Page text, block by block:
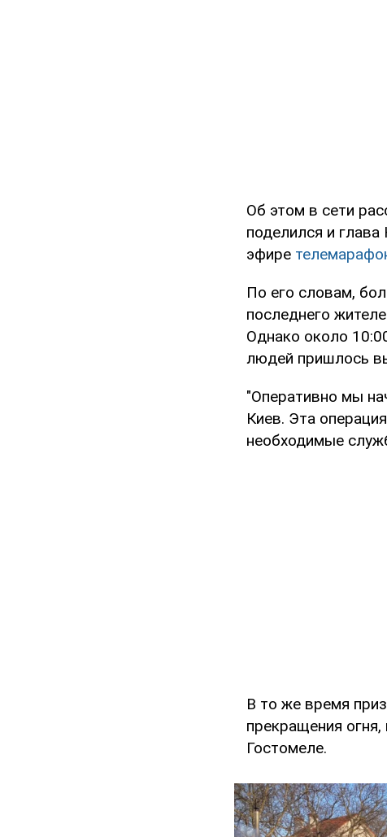
Об этом в сети
поделился и
эфире
По его словам,
последнего
Однако около
людей пришлось
"Оперативно мы
Киев. Эта
необходимые
В то же время
прекращения
Гостомеле.